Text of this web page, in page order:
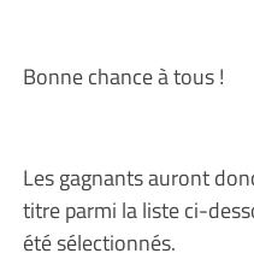
Bonne chance à tous !
Les gagnants auront
titre parmi la liste ci-
été sélectionnés.